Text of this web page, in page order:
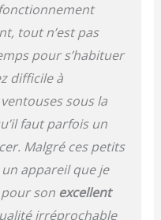
tout n’est pas
pour s’habituer
difficile à
sous la
faut parfois un
Malgré ces petits
un appareil que je
son excellent
irréprochable